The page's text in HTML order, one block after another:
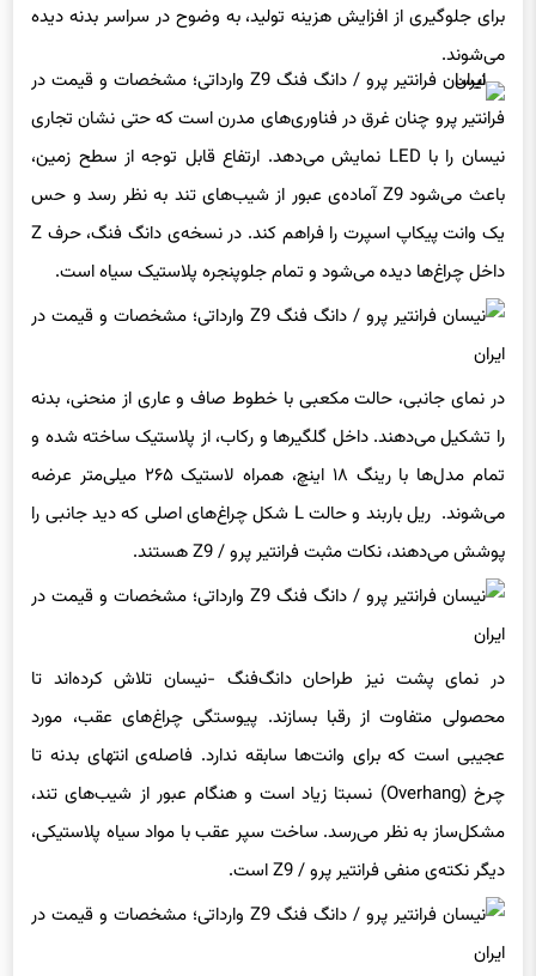
می‌شوند.
فرانتیر پرو چنان غرق در فناوری‌های مدرن است که حتی نشان تجاری
نیسان را با LED نمایش می‌دهد. ارتفاع قابل توجه از سطح زمین،
باعث می‌شود Z9 آماده‌ی عبور از شیب‌های تند به نظر رسد و حس
یک وانت پیکاپ اسپرت را فراهم کند. در نسخه‌ی دانگ فنگ، حرف Z
داخل چراغ‌ها دیده می‌شود و تمام جلوپنجره پلاستیک سیاه است.
در نمای جانبی، حالت مکعبی با خطوط صاف و عاری از منحنی، بدنه
را تشکیل می‌دهند. داخل گلگیرها و رکاب، از پلاستیک ساخته شده و
تمام مدل‌ها با رینگ ۱۸ اینچ، همراه لاستیک ۲۶۵ میلی‌متر عرضه
می‌شوند. ریل باربند و حالت L شکل چراغ‌های اصلی که دید جانبی را
پوشش می‌دهند، نکات مثبت فرانتیر پرو / Z9 هستند.
در نمای پشت نیز طراحان دانگ‌فنگ -نیسان تلاش کرده‌اند تا
محصولی متفاوت از رقبا بسازند. پیوستگی چراغ‌های عقب، مورد
عجیبی است که برای وانت‌ها سابقه ندارد. فاصله‌ی انتهای بدنه تا
چرخ (Overhang) نسبتا زیاد است و هنگام عبور از شیب‌های تند،
مشکل‌ساز به نظر می‌رسد. ساخت سپر عقب با مواد سیاه پلاستیکی،
دیگر نکته‌ی منفی فرانتیر پرو / Z9 است.